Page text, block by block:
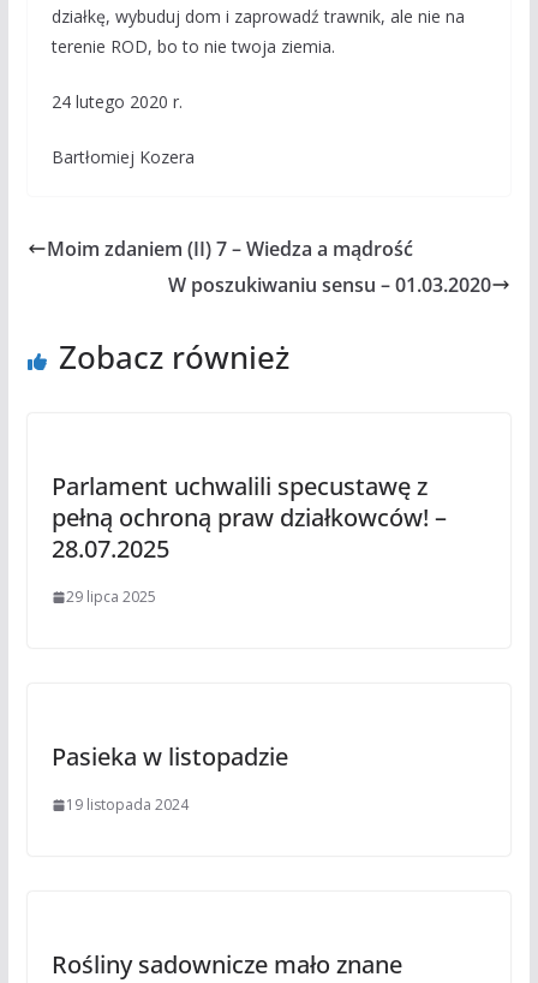
działkę, wybuduj dom i zaprowadź trawnik, ale nie na
terenie ROD, bo to nie twoja ziemia.
24 lutego 2020 r.
Bartłomiej Kozera
Moim zdaniem (II) 7 – Wiedza a mądrość
W poszukiwaniu sensu – 01.03.2020
Zobacz również
Parlament uchwalili specustawę z
pełną ochroną praw działkowców! –
28.07.2025
29 lipca 2025
Pasieka w listopadzie
19 listopada 2024
Rośliny sadownicze mało znane